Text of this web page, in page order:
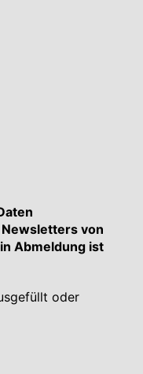
von
Abmeldung ist
oder